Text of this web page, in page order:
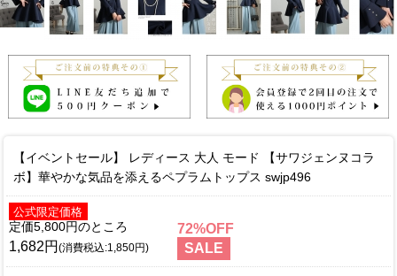
【イベントセール】 レディース 大人 モード 【サワジェンヌコラ
ボ】華やかな気品を添えるペプラムトップス swjp496
公式限定価格
定価5,800円
1,682円 (消費税込:1,850円)
72
SALE